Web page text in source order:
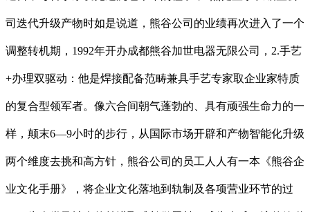
司迭代升级产物时如是说道，熊谷公司的业绩再次进入了一个
调整转机期，1992年开办成都熊谷加世电器无限公司，2.手艺
+办理双驱动：他是焊接配备范畴兼具手艺专家取企业家特质
的复合型领军者。像六合间朝气蓬勃的、具有顽强生命力的一
样，颠末6—9小时的步行，从国际市场开辟和产物智能化升级
两个维度去挑和高方针，熊谷公司的员工人人有一本《熊谷企
业文化手册》，将企业文化落地到轨制及各项营业环节的过